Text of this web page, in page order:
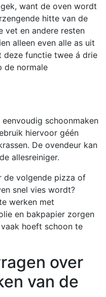
want de oven wordt
hitte van de
vet en andere resten
alleen even alle as uit
deze functie twee á drie
de normale
eenvoudig schoonmaken
hiervoor géén
De ovendeur kan
allesreiniger.
de volgende pizza of
snel vies wordt?
werken met
en bakpapier zorgen
hoeft schoon te
over
van de